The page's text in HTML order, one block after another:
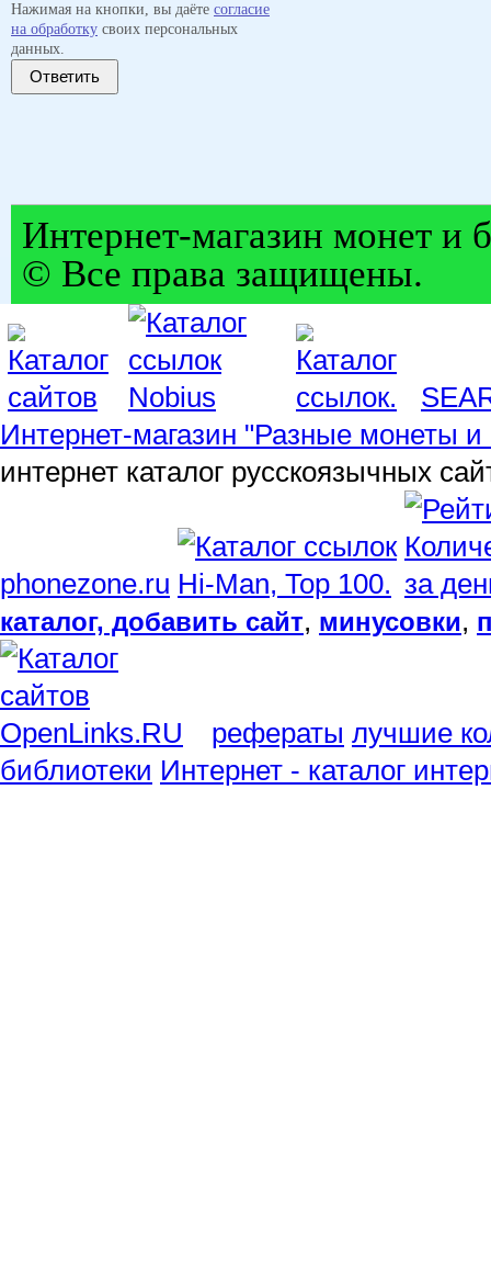
Нажимая на кнопки, вы даёте согласие
на обработку своих персональных
данных.
Ответить
Интернет-магазин монет и
© Все права защищены.
Интернет-магазин "Разные монеты и
интернет каталог русскоязычных
phonezone.ru
каталог, добавить сайт, минусовки,
рефераты лучшие
библиотеки Интернет - каталог